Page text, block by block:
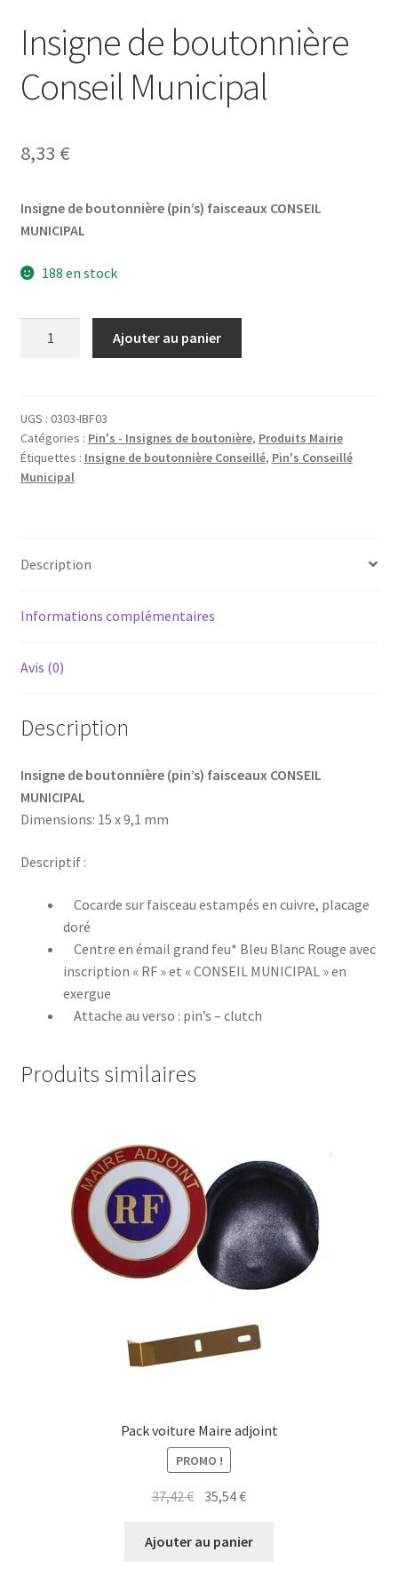
Insigne de boutonnière
Conseil Municipal
8,33 €
Insigne de boutonnière (pin’s) faisceaux CONSEIL
MUNICIPAL
188 en stock
boutonnière
Conseil
Municipal
Ajouter au panier
UGS : 0303-IBF03
Catégories : Pin's - Insignes de boutonière, Produits Mairie
Étiquettes : Insigne de boutonnière Conseillé, Pin's Conseillé
Municipal
Description
Informations complémentaires
Avis (0)
Description
Insigne de boutonnière (pin’s) faisceaux CONSEIL
MUNICIPAL
Dimensions: 15 x 9,1 mm
Descriptif :
Cocarde sur faisceau estampés en cuivre, placage
doré
Centre en émail grand feu* Bleu Blanc Rouge avec
inscription « RF » et « CONSEIL MUNICIPAL » en
exergue
Attache au verso : pin’s – clutch
Produits similaires
Pack voiture Maire adjoint
PROMO !
37,42€ Le
initial
35,54€Le
actuel
Ajouter au panier